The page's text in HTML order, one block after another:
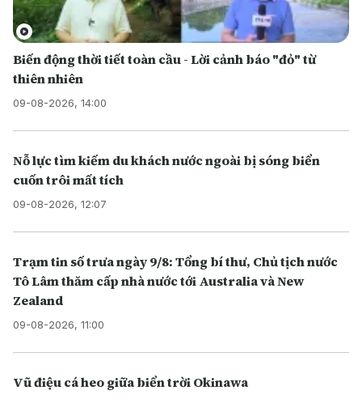
Biến động thời tiết toàn cầu - Lời cảnh báo "đỏ" từ
thiên nhiên
09-08-2026, 14:00
Nỗ lực tìm kiếm du khách nước ngoài bị sóng biển
cuốn trôi mất tích
09-08-2026, 12:07
Trạm tin số trưa ngày 9/8: Tổng bí thư, Chủ tịch nước
Tô Lâm thăm cấp nhà nước tới Australia và New
Zealand
09-08-2026, 11:00
Vũ điệu cá heo giữa biển trời Okinawa